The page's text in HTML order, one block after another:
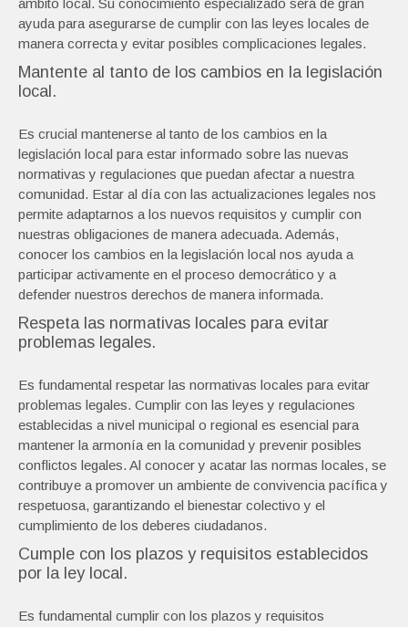
ámbito local. Su conocimiento especializado será de gran
ayuda para asegurarse de cumplir con las leyes locales de
manera correcta y evitar posibles complicaciones legales.
Mantente al tanto de los cambios en la legislación
local.
Es crucial mantenerse al tanto de los cambios en la
legislación local para estar informado sobre las nuevas
normativas y regulaciones que puedan afectar a nuestra
comunidad. Estar al día con las actualizaciones legales nos
permite adaptarnos a los nuevos requisitos y cumplir con
nuestras obligaciones de manera adecuada. Además,
conocer los cambios en la legislación local nos ayuda a
participar activamente en el proceso democrático y a
defender nuestros derechos de manera informada.
Respeta las normativas locales para evitar
problemas legales.
Es fundamental respetar las normativas locales para evitar
problemas legales. Cumplir con las leyes y regulaciones
establecidas a nivel municipal o regional es esencial para
mantener la armonía en la comunidad y prevenir posibles
conflictos legales. Al conocer y acatar las normas locales, se
contribuye a promover un ambiente de convivencia pacífica y
respetuosa, garantizando el bienestar colectivo y el
cumplimiento de los deberes ciudadanos.
Cumple con los plazos y requisitos establecidos
por la ley local.
Es fundamental cumplir con los plazos y requisitos